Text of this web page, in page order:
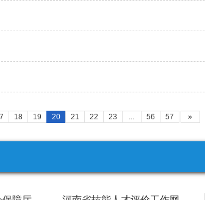
18 19 20 21 22 23 ... 56 57 »